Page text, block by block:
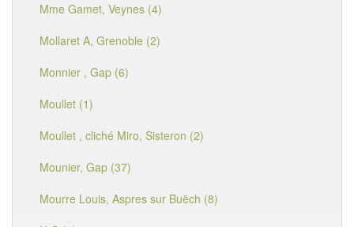
Mme Gamet, Veynes (4)
Mollaret A, Grenoble (2)
Monnier , Gap (6)
Moullet (1)
Moullet , cliché Miro, Sisteron (2)
Mounier, Gap (37)
Mourre Louis, Aspres sur Buëch (8)